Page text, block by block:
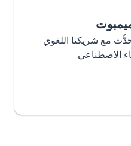
مع شريكنا اللغوي
الاصطناعي